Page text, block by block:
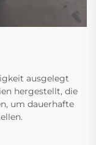
ausgelegt
hergestellt, die
um dauerhafte